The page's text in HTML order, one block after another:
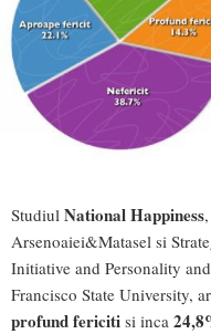
Studiul National Happiness
Arsenoaiei&Matasel si
Initiative and Personality
Francisco State University,
profund fericiti si inca